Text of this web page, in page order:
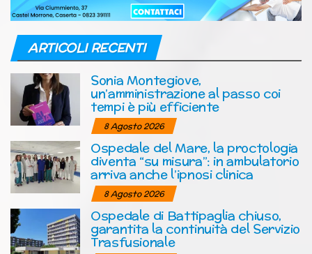
ARTICOLI RECENTI
Sonia Montegiove,
un’amministrazione al passo coi
tempi è più efficiente
8 Agosto 2026
Ospedale del Mare, la proctologia
diventa “su misura”: in ambulatorio
arriva anche l’ipnosi clinica
8 Agosto 2026
Ospedale di Battipaglia chiuso,
garantita la continuità del Servizio
Trasfusionale